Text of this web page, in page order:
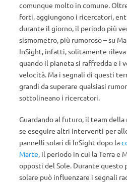
comunque molto in comune.
forti, aggiungono i ricercatori,
durante il giorno, il periodo più
sismometro, più rumoroso – su
InSight, infatti, solitamente
quando il pianeta si raffredda e i
velocità. Ma i segnali di questi
grandi da superare qualsiasi
sottolineano i ricercatori.
Guardando al futuro, il team
se eseguire altri interventi per
pannelli solari di InSight dopo la
Marte, il periodo in cui la Terra e
opposti del Sole. Durante questo
solare può influenzare i segnali